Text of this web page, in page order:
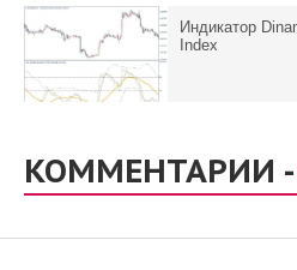
Индикатор
Index
КОММЕНТАРИИ -